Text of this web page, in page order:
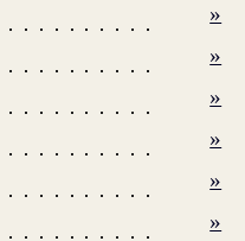
»
»
»
»
»
»